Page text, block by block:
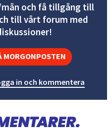
och få tillgång till
till vårt forum med
MORGONPOSTEN
in och kommentera